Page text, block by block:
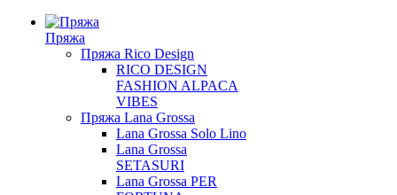
Пряжа
Пряжа Rico Design
RICO DESIGN
FASHION ALPACA
VIBES
Пряжа Lana Grossa
Lana Grossa Solo Lino
Lana Grossa
SETASURI
Lana Grossa PER